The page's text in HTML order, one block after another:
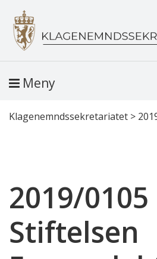
Meny
Klagenemndssekretariatet >
2019/0105
Stiftelsen